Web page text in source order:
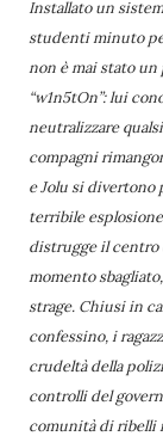
Installato un
studenti minuto
non è mai stato un
“w1n5tOn”: lui
neutralizzare
compagni
e Jolu si divertono
terribile
distrugge il centro
momento
strage. Chiusi in
confessino, i
crudeltà della
controlli del
comunità di ribelli